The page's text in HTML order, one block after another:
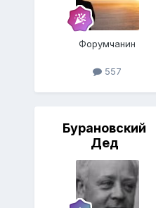
Форумчанин
557
Бурановский
Дед